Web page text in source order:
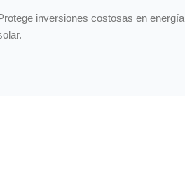
inversiones costosas en energía